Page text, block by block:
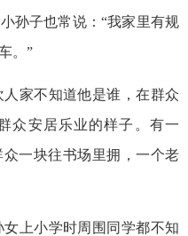
孙子也常说：“我家里有规
。”
家不知道他是谁，在群众
众安居乐业的样子。有一
一块往书场里拥，一个老
上小学时周围同学都不知